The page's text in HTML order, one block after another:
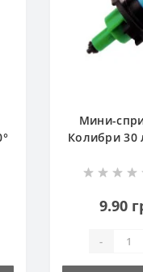
Мини-
Колибри 30
9.90
-